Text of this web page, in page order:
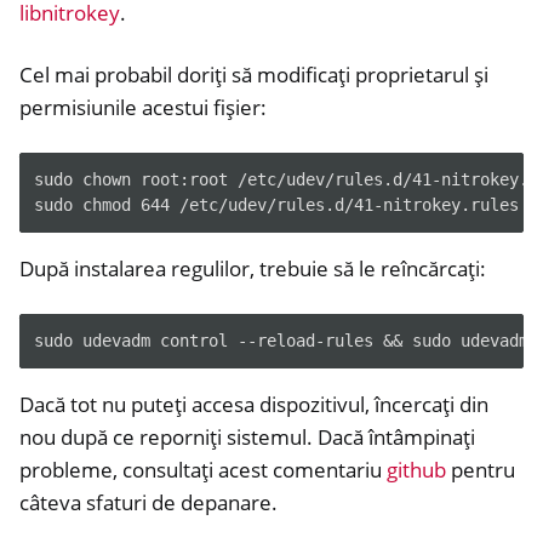
navigation of nitropie
navigation of All Platforms
navigation of Windows
navigation of Linux
navigation of Nitrokey Python SDK v0.4.1
libnitrokey.
Cel mai probabil doriți să modificați proprietarul și
permisiunile acestui fișier:
sudo chown root:root /etc/udev/rules.d/41-
După instalarea regulilor, trebuie să le reîncărcați:
Dacă tot nu puteți accesa dispozitivul, încercați din
nou după ce reporniți sistemul. Dacă întâmpinați
probleme, consultați acest comentariu github pentru
câteva sfaturi de depanare.